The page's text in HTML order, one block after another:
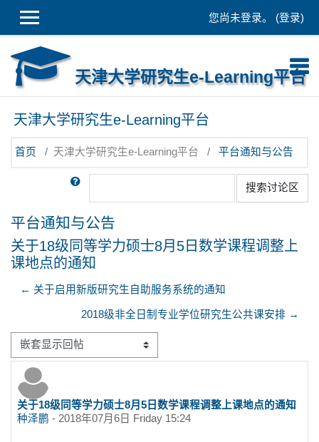
您尚未登录。 (登录)
天津大学研究生e-Learning平台
天津大学研究生e-Learning平台
首页 天津大学研究生e-Learning平台 平台通知与公告
搜索
搜索讨论区
平台通知与公告
关于18级同等学力硕士8月5日数学课程调整上
课地点的通知
← 关于启用新版研究生自助服务系统的通知
2018级非全日制专业学位研究生公共课安排 →
显示模式
关于18级同等学力硕士8月5日数学课程调整上课地点的通知
种泽鹏 - 2018年07月6日 Friday 15:24
回帖数：0